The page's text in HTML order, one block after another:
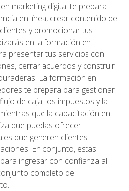
marketing digital te prepara
en línea, crear contenido de
y promocionar tus
en la formación en
presentar tus servicios con
cerrar acuerdos y construir
La formación en
te prepara para gestionar
de caja, los impuestos y la
que la capacitación en
que puedas ofrecer
que generen clientes
En conjunto, estas
ingresar con confianza al
completo de